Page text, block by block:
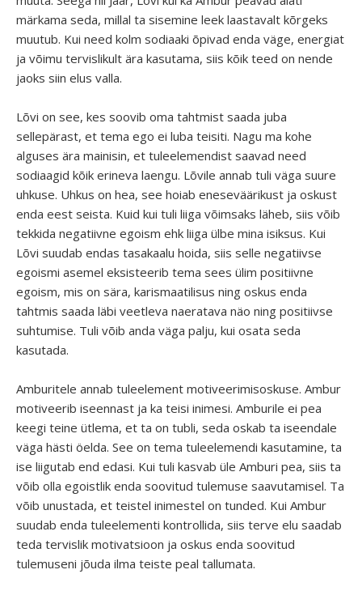
märkama seda, millal ta sisemine leek laastavalt kõrgeks
muutub. Kui need kolm sodiaaki õpivad enda väge, energiat
ja võimu tervislikult ära kasutama, siis kõik teed on nende
jaoks siin elus valla.
Lõvi on see, kes soovib oma tahtmist saada juba
sellepärast, et tema ego ei luba teisiti. Nagu ma kohe
alguses ära mainisin, et tuleelemendist saavad need
sodiaagid kõik erineva laengu. Lõvile annab tuli väga suure
uhkuse. Uhkus on hea, see hoiab eneseväärikust ja oskust
enda eest seista. Kuid kui tuli liiga võimsaks läheb, siis võib
tekkida negatiivne egoism ehk liiga ülbe mina isiksus. Kui
Lõvi suudab endas tasakaalu hoida, siis selle negatiivse
egoismi asemel eksisteerib tema sees ülim positiivne
egoism, mis on sära, karismaatilisus ning oskus enda
tahtmis saada läbi veetleva naeratava näo ning positiivse
suhtumise. Tuli võib anda väga palju, kui osata seda
kasutada.
Amburitele annab tuleelement motiveerimisoskuse. Ambur
motiveerib iseennast ja ka teisi inimesi. Amburile ei pea
keegi teine ütlema, et ta on tubli, seda oskab ta iseendale
väga hästi öelda. See on tema tuleelemendi kasutamine, ta
ise liigutab end edasi. Kui tuli kasvab üle Amburi pea, siis ta
võib olla egoistlik enda soovitud tulemuse saavutamisel. Ta
võib unustada, et teistel inimestel on tunded. Kui Ambur
suudab enda tuleelementi kontrollida, siis terve elu saadab
teda tervislik motivatsioon ja oskus enda soovitud
tulemuseni jõuda ilma teiste peal tallumata.